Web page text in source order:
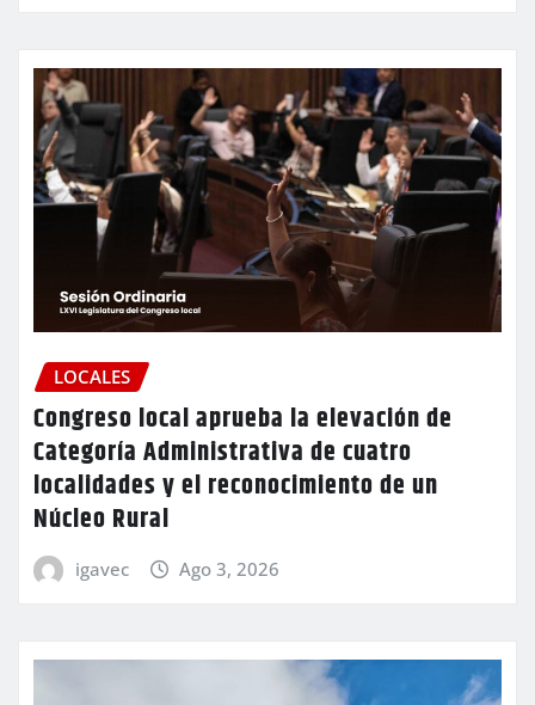
LOCALES
Congreso local aprueba la elevación de
Categoría Administrativa de cuatro
localidades y el reconocimiento de un
Núcleo Rural
igavec Ago 3, 2026